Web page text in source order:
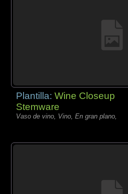
Plantilla:Wine Closeup
Stemware
Vaso de vino, Vino, En gran plano,